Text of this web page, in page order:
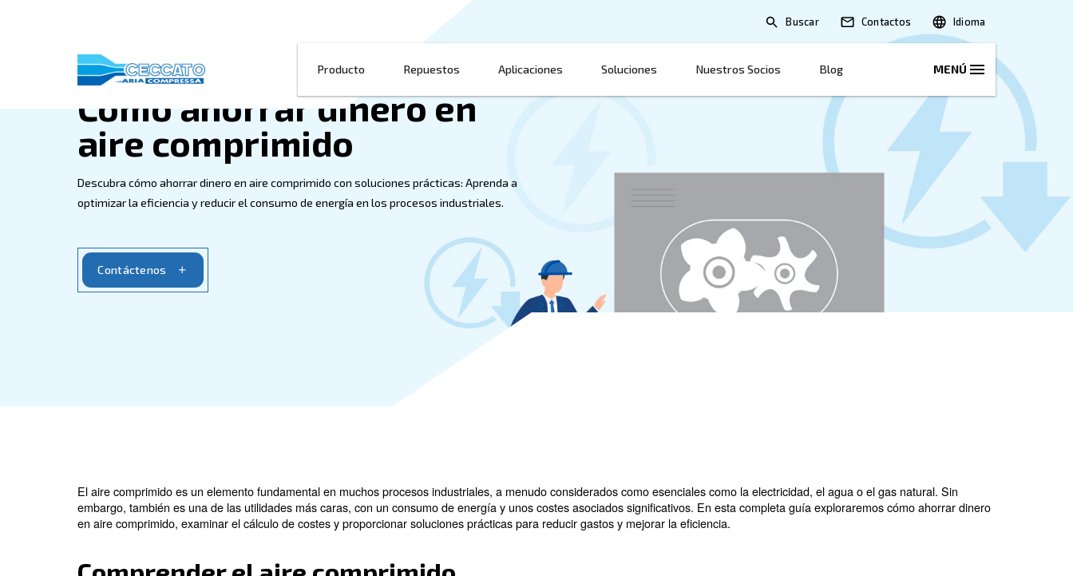
Buscar
Blog
Cómo ahorrar dinero en
aire comprimido
optimizar la eficiencia y reducir el consumo de energía en los procesos industriales.